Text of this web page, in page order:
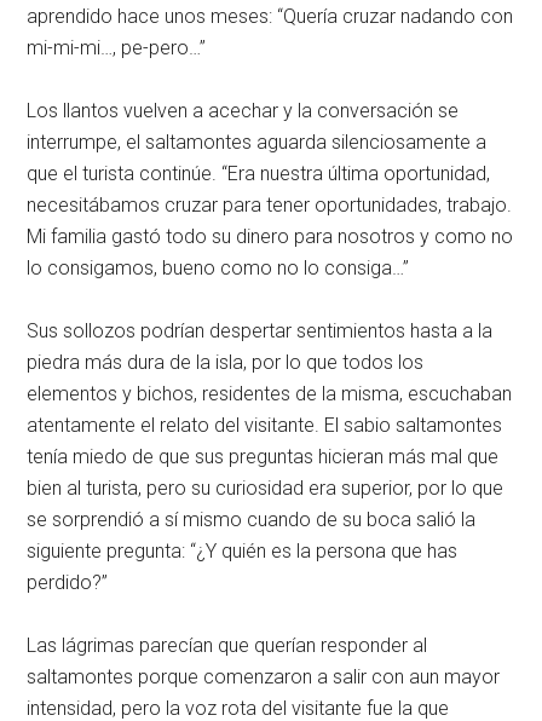
aprendido hace unos meses: “Quería cruzar nadando con
mi-mi-mi…, pe-pero…”
Los llantos vuelven a acechar y la conversación se
interrumpe, el saltamontes aguarda silenciosamente a
que el turista continúe. “Era nuestra última oportunidad,
necesitábamos cruzar para tener oportunidades, trabajo.
Mi familia gastó todo su dinero para nosotros y como no
lo consigamos, bueno como no lo consiga…”
Sus sollozos podrían despertar sentimientos hasta a la
piedra más dura de la isla, por lo que todos los
elementos y bichos, residentes de la misma, escuchaban
atentamente el relato del visitante. El sabio saltamontes
tenía miedo de que sus preguntas hicieran más mal que
bien al turista, pero su curiosidad era superior, por lo que
se sorprendió a sí mismo cuando de su boca salió la
siguiente pregunta: “¿Y quién es la persona que has
perdido?”
Las lágrimas parecían que querían responder al
saltamontes porque comenzaron a salir con aun mayor
intensidad, pero la voz rota del visitante fue la que